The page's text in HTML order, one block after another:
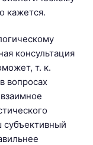
кажется.
консультация
т. к.
вопросах
субъективный